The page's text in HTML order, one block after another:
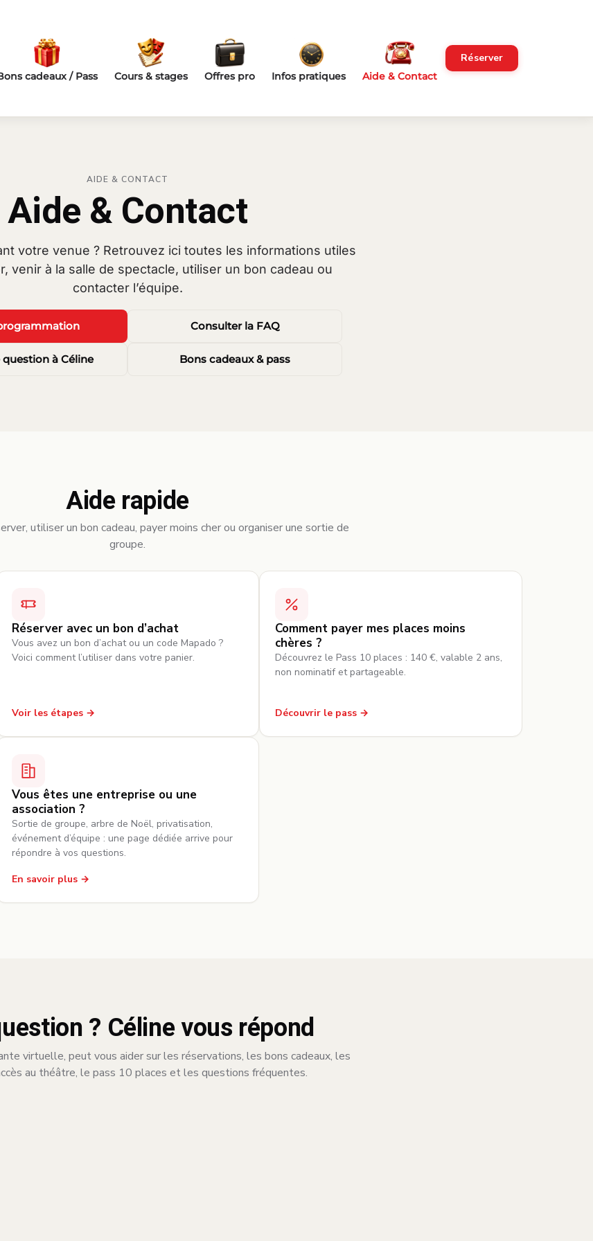
cadeaux / Pass Cours & stages Offres pro Infos pratiques Aide & Contact
Réserver
AIDE & CONTACT
Aide & Contact
votre venue ? Retrouvez ici toutes les informations utiles
venir à la salle de spectacle, utiliser un bon cadeau ou
contacter l’équipe.
Consulter la FAQ
question à Céline Bons cadeaux & pass
Aide rapide
utiliser un bon cadeau, payer moins cher ou organiser une sortie de
groupe.
Réserver avec un bon d’achat
Vous avez un bon d’achat ou un code Mapado ?
Voici comment l’utiliser dans votre panier.
Voir les étapes
Comment payer mes places moins
chères ?
Découvrez le Pass 10 places : 140 €, valable 2 ans,
non nominatif et partageable.
Découvrir le pass
Vous êtes une entreprise ou une
association ?
Sortie de groupe, arbre de Noël, privatisation,
événement d’équipe : une page dédiée arrive pour
répondre à vos questions.
En savoir plus
? Céline vous répond
virtuelle, peut vous aider sur les réservations, les bons cadeaux, les
au théâtre, le pass 10 places et les questions fréquentes.